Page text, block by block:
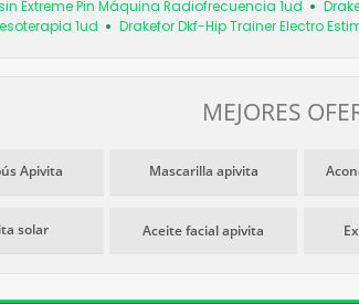
Extreme Pin Máquina Radiofrecuencia 1ud
1ud
Drakefor Dkf-Hip Trainer Electro
MEJORES
Apivita Mascarilla apivita
solar Aceite facial apivita